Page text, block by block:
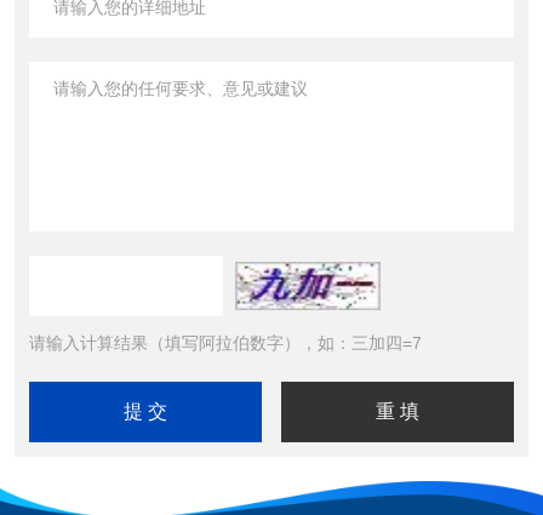
请输入计算结果（填写阿拉伯数字），如：三加四=7